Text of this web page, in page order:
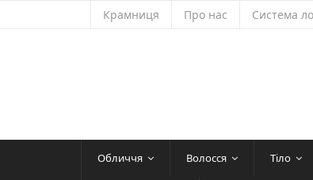
Крамниця Про нас Система
Обличчя Волосся Тіло